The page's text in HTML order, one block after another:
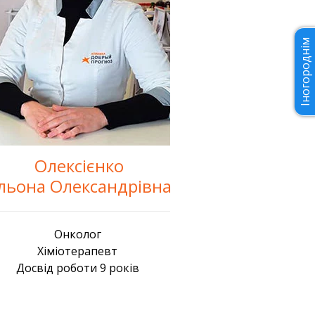
Олексієнко
Олександрівна
Іногороднім